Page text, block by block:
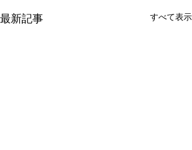
最新記事 すべて表示